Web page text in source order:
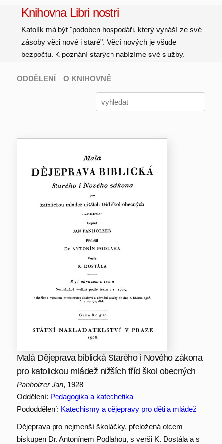
Knihovna Libri nostri
Katolík má být "podoben hospodáři, který vynáší ze své
zásoby věci nové i staré". Věcí nových je všude
bezpočtu. K poznání starých nabízíme své služby.
ODDĚLENÍ O KNIHOVNĚ
Malá Dějeprava biblická Starého i Nového zákona
pro katolickou mládež nižších tříd škol obecných
Panholzer Jan, 1928
Oddělení: Pedagogika a katechetika
Pododdělení: Katechismy a dějepravy pro děti a mládež
Dějeprava pro nejmenší školáčky, přeložená otcem
biskupen Dr. Antonínem Podlahou, s verši K. Dostála a s